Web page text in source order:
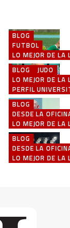
BLOG
FUTBOL
LO MEJOR DE LA
BLOG
JUDO
LO MEJOR DE LA
PERFIL
BLOG
DESDE LA
LO MEJOR DE LA
BLOG
DESDE LA
LO MEJOR DE LA